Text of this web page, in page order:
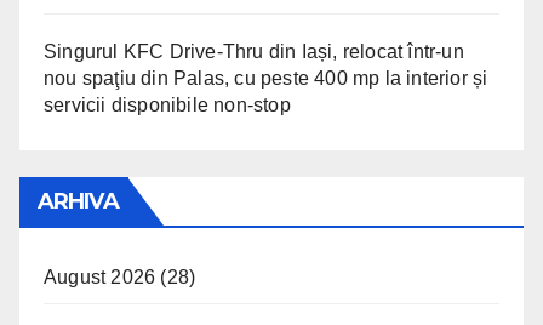
Singurul KFC Drive-Thru din Iași, relocat într-un
nou spaţiu din Palas, cu peste 400 mp la interior și
servicii disponibile non-stop
ARHIVA
August 2026 (28)